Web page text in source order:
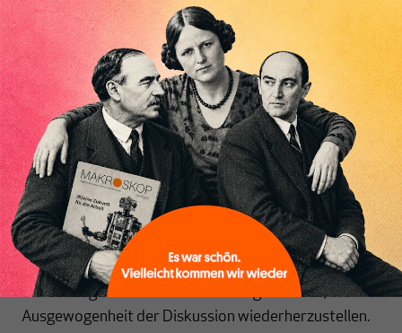
Inhaltsverzeichnis
und hätte auch keine Hoffnung, etwas anderes zu tun,
als sein ganzes Leben lang einen winzigen,
ungelernten, repetitiven Handgriff –, würden wir dann
alle lautstark die sofortige Zerstörung der
unendlichen Vielfalt von Gewerben und Gerwerken
und Beschäftigungen verlangen, die der glorreichen
Erlangung dieses maximalen Grades an spezialisierter
Billigkeit im Weg steht?
Natürlich würden wir das nicht – und das allein reicht,
um zu beweisen, dass die Argumentation für den
Freihandel, wie ich sie zu Beginn dargelegt habe,
etwas ausgelassen hat. Unsere Aufgabe ist es, die
Ausgewogenheit der Diskussion wiederherzustellen.